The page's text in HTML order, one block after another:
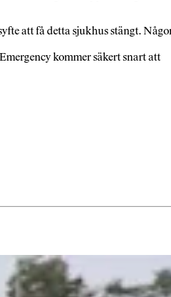
att få detta sjukhus stängt.
kommer säkert snart att